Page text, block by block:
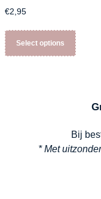
€2,95
Select options
Bij
* Met